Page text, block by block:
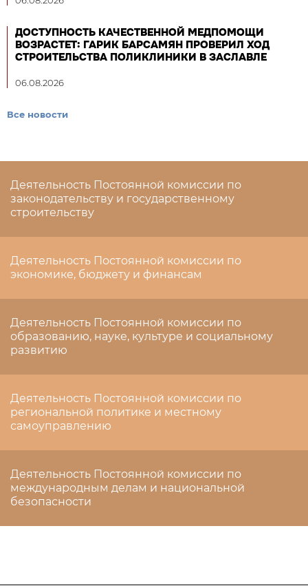
ДОСТУПНОСТЬ КАЧЕСТВЕННОЙ МЕДПОМОЩИ
ВОЗРАСТЕТ: ГАРИК БАРСАМЯН ПРОВЕРИЛ ХОД
СТРОИТЕЛЬСТВА ПОЛИКЛИНИКИ В ЗАСЛАВЛЕ
06.08.2026
Все новости
Деятельность Постоянной комиссии по
законодательству и государственному
строительству
Деятельность Постоянной комиссии по
экономике, бюджету и финансам
Деятельность Постоянной комиссии по
образованию, науке, культуре и социальному
развитию
Деятельность Постоянной комиссии по
региональной политике и местному
самоуправлению
Деятельность Постоянной комиссии по
международным делам и национальной
безопасности